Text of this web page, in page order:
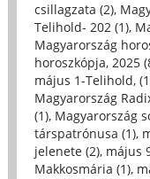
csillagzata (2),
Telihold- 202 (1),
Magyarország
horoszkópja, 2025
május 1-Telihold,
Magyarország
(1), Magyarország
társpatrónusa (1),
jelenete (2), május
Makkosmária (1),